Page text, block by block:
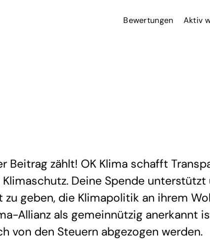
Bewertungen Aktiv
zählt! OK Klima schafft
Deine Spende unterstützt
geben, die Klimapolitik an ihrem
Allianz als gemeinnützig anerkannt
von den Steuern abgezogen werden.